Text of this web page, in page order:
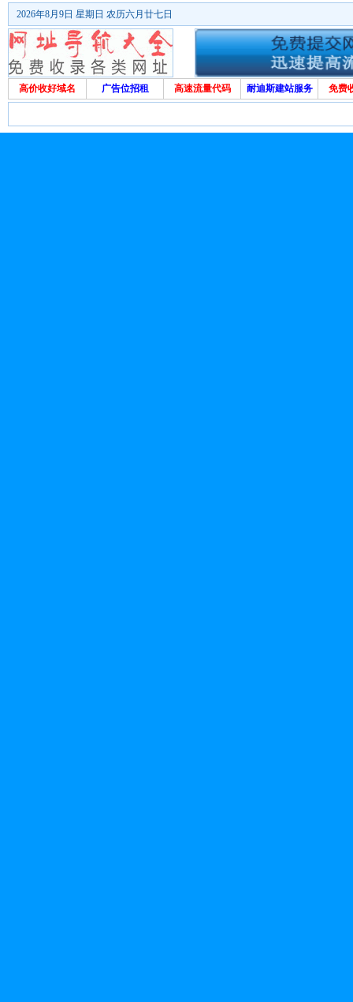
2026年8月9日 星期日 农历六月廿七日
高价收好域名 广告位招租 高速流量代码 耐迪斯建站服务 免费